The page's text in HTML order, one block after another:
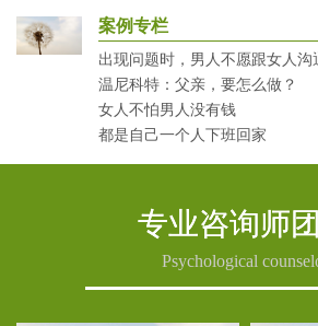
案例专栏
出现问题时，男人不愿跟女人沟
温尼科特：父亲，要怎么做？
女人不怕男人没有钱
都是自己一个人下班回家
专业咨询师
Psychological